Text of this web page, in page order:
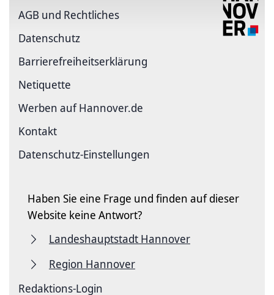
AGB und Rechtliches
Datenschutz
Barriere­freiheits­erklärung
Netiquette
Werben auf Hannover.de
Kontakt
Datenschutz-Einstellungen
Haben Sie eine Frage und finden auf dieser
Website keine Antwort?
Landeshauptstadt Hannover
Region Hannover
Redaktions-Login